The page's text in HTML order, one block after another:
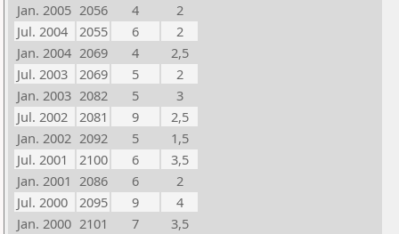
Jan. 2005 2056 4
2
Jul. 2004
2055 6
2
Jan. 2004 2069 4
2,5
Jul. 2003
2069 5
2
Jan. 2003 2082 5
3
Jul. 2002
2081 9
2,5
Jan. 2002 2092 5
1,5
Jul. 2001
2100 6
3,5
Jan. 2001 2086 6
2
Jul. 2000
2095 9
4
Jan. 2000 2101 7
3,5